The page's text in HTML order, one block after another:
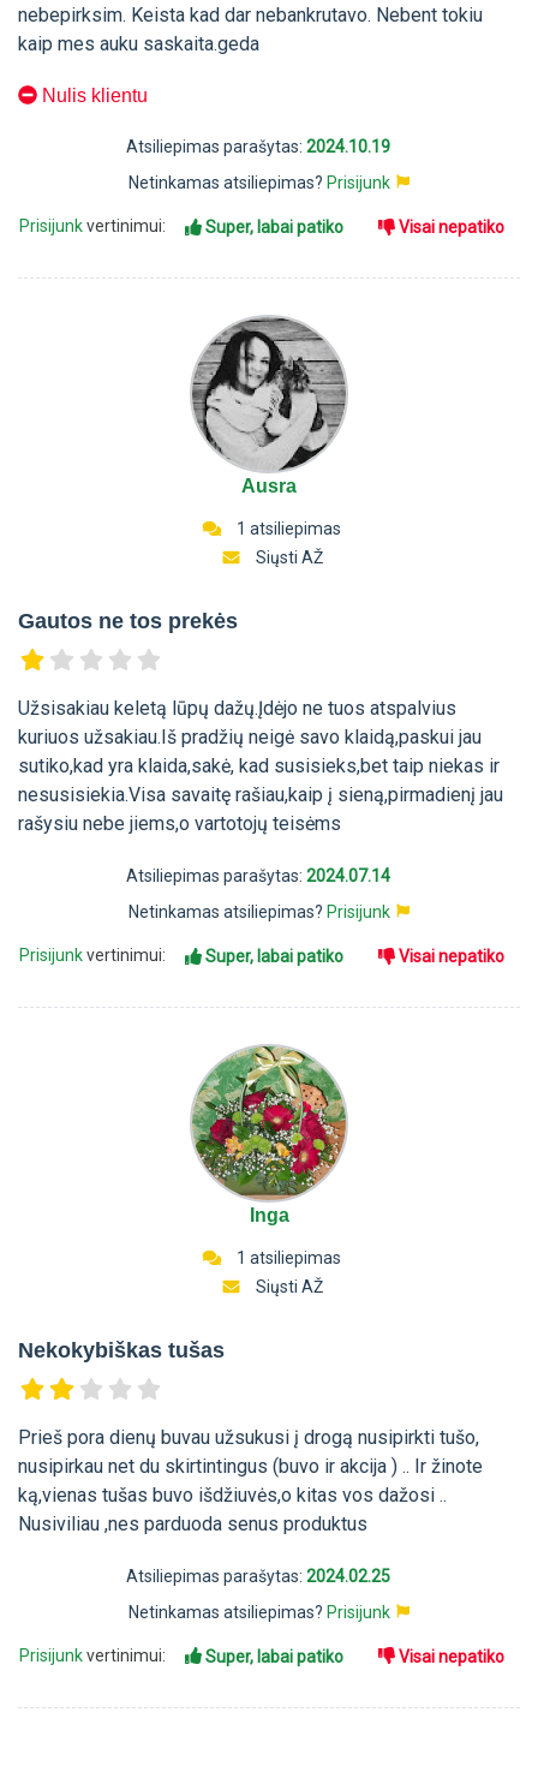
nebepirksim. Keista kad dar nebankrutavo. Nebent tokiu
kaip mes auku saskaita.geda
Nulis klientu
Atsiliepimas parašytas: 2024.10.19
Netinkamas atsiliepimas? Prisijunk
Prisijunkvertinimui: Super, labai patiko Visai nepatiko
Ausra
1 atsiliepimas
Siųsti AŽ
Gautos ne tos prekės
Užsisakiau keletą lūpų dažų.Įdėjo ne tuos atspalvius
kuriuos užsakiau.Iš pradžių neigė savo klaidą,paskui jau
sutiko,kad yra klaida,sakė, kad susisieks,bet taip niekas ir
nesusisiekia.Visa savaitę rašiau,kaip į sieną,pirmadienį jau
rašysiu nebe jiems,o vartotojų teisėms
Atsiliepimas parašytas: 2024.07.14
Netinkamas atsiliepimas? Prisijunk
Prisijunkvertinimui: Super, labai patiko Visai nepatiko
Inga
1 atsiliepimas
Siųsti AŽ
Nekokybiškas tušas
Prieš pora dienų buvau užsukusi į drogą nusipirkti tušo,
nusipirkau net du skirtintingus (buvo ir akcija ) .. Ir žinote
ką,vienas tušas buvo išdžiuvės,o kitas vos dažosi ..
Nusiviliau ,nes parduoda senus produktus
Atsiliepimas parašytas: 2024.02.25
Netinkamas atsiliepimas? Prisijunk
Prisijunkvertinimui: Super, labai patiko Visai nepatiko